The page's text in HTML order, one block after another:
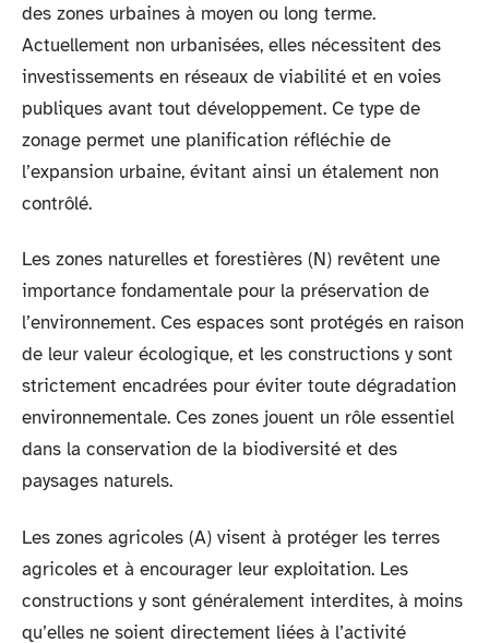
des zones urbaines à moyen ou long terme.
Actuellement non urbanisées, elles nécessitent des
investissements en réseaux de viabilité et en voies
publiques avant tout développement. Ce type de
zonage permet une planification réfléchie de
l’expansion urbaine, évitant ainsi un étalement non
contrôlé.
Les zones naturelles et forestières (N) revêtent une
importance fondamentale pour la préservation de
l’environnement. Ces espaces sont protégés en raison
de leur valeur écologique, et les constructions y sont
strictement encadrées pour éviter toute dégradation
environnementale. Ces zones jouent un rôle essentiel
dans la conservation de la biodiversité et des
paysages naturels.
Les zones agricoles (A) visent à protéger les terres
agricoles et à encourager leur exploitation. Les
constructions y sont généralement interdites, à moins
qu’elles ne soient directement liées à l’activité